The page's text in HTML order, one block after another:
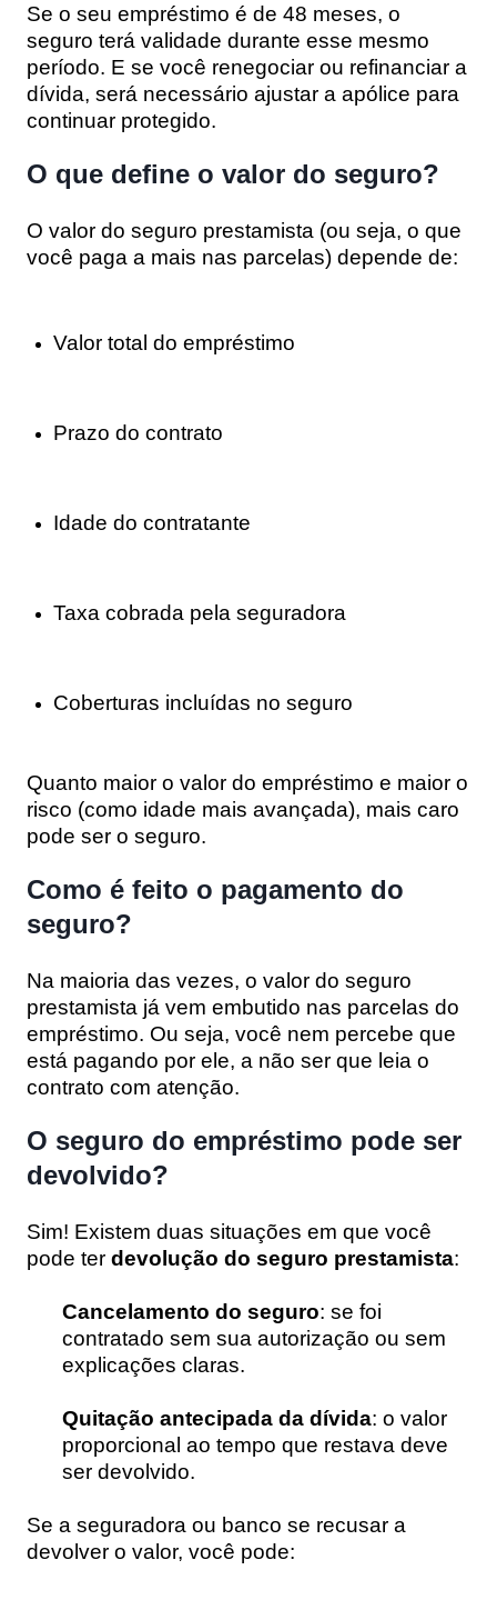
Se o seu empréstimo é de 48 meses, o
seguro terá validade durante esse mesmo
período. E se você renegociar ou refinanciar a
dívida, será necessário ajustar a apólice para
continuar protegido.
O que define o valor do seguro?
O valor do seguro prestamista (ou seja, o que
você paga a mais nas parcelas) depende de:
Valor total do empréstimo
Prazo do contrato
Idade do contratante
Taxa cobrada pela seguradora
Coberturas incluídas no seguro
Quanto maior o valor do empréstimo e maior o
risco (como idade mais avançada), mais caro
pode ser o seguro.
Como é feito o pagamento do
seguro?
Na maioria das vezes, o valor do seguro
prestamista já vem embutido nas parcelas do
empréstimo. Ou seja, você nem percebe que
está pagando por ele, a não ser que leia o
contrato com atenção.
O seguro do empréstimo pode ser
devolvido?
Sim! Existem duas situações em que você
pode ter devolução do seguro prestamista:
Cancelamento do seguro: se foi
contratado sem sua autorização ou sem
explicações claras.
Quitação antecipada da dívida: o valor
proporcional ao tempo que restava deve
ser devolvido.
Se a seguradora ou banco se recusar a
devolver o valor, você pode: